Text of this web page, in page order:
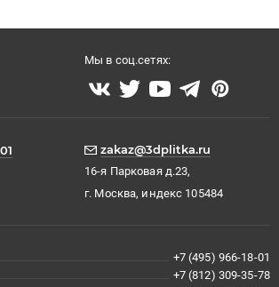
Мы в соц.сетях:
zakaz@3dplitka.ru
16-я Парковая д.23,
г. Москва, индекс 105484
+7 (495) 966-18-01
+7 (812) 309-35-78